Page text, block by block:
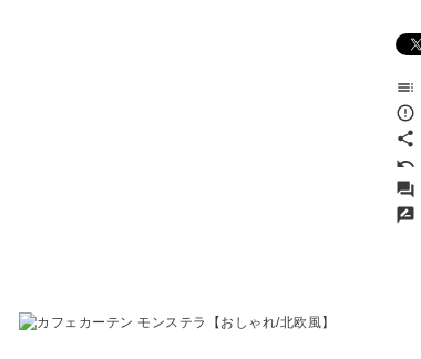
toc
error_outline
share
undo
forum
rate_review